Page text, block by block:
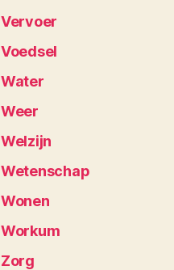
Vervoer
Voedsel
Water
Weer
Welzijn
Wetenschap
Wonen
Workum
Zorg